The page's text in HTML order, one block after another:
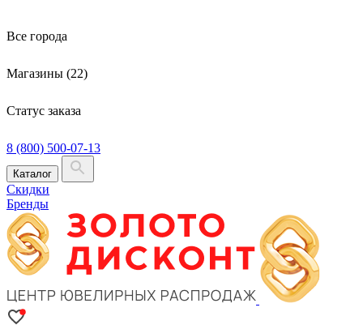
Все города
Магазины (22)
Статус заказа
8 (800) 500-07-13
Каталог
Скидки
Бренды